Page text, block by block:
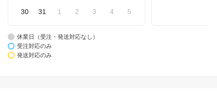
30 31 1 2 3 4 5
休業日（受注・発送対応なし）
受注対応のみ
発送対応のみ